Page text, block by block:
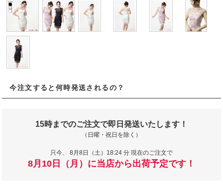
今注文すると何時発送されるの？
15時までのご注文で即日発送いたします！
（日曜・祝日を除く）
只今、 8月8日（土）18:24 分 現在のご注文で
8月10日（月）に当店から出荷予定です！